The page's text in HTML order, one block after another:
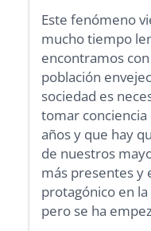
Este fenómeno
mucho tiempo
encontramos
población
sociedad es
tomar
años y que hay
de nuestros
más presentes y
protagónico en
pero se ha